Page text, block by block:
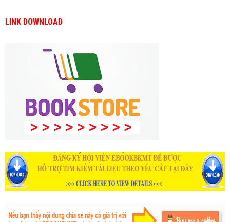
LINK DOWNLOAD